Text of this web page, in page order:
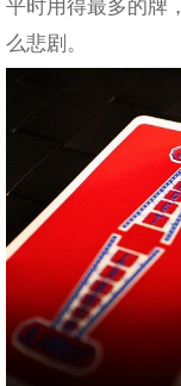
平时用得最多的牌
么悲剧。